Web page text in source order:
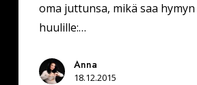
oma juttunsa, mikä saa hymyn
huulille:…
Anna
18.12.2015